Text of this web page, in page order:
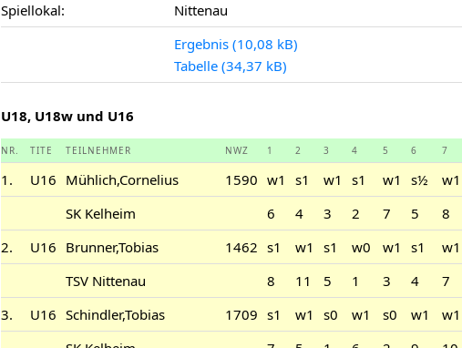
Spiellokal:
Nittenau
Ergebnis
Tabelle
U18, U18w und U16
NR. TITE TEILNEHMER NWZ 1 2 3 4 5 6 7
1. U16 Mühlich,Cornelius 1590 w1 s1 w1 s1 w1 s½ w1
SK Kelheim
6 4 3 2 7 5
8
2.
U16 Brunner,Tobias 1462 s1 w1 s1 w0 w1 s1 w1
TSV Nittenau
8 11 5 1 3 4
7
3.
U16 Schindler,Tobias 1709 s1 w1 s0 w1 s0 w1 w1